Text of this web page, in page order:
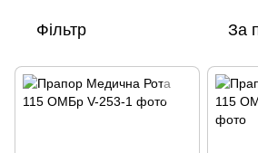
Фільтр За